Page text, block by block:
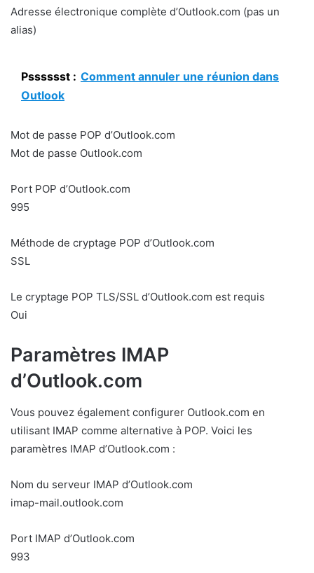
Adresse électronique complète d’Outlook.com (pas un
alias)
Psssssst : Comment annuler une réunion dans
Outlook
Mot de passe POP d’Outlook.com
Mot de passe Outlook.com
Port POP d’Outlook.com
995
Méthode de cryptage POP d’Outlook.com
SSL
Le cryptage POP TLS/SSL d’Outlook.com est requis
Oui
Paramètres IMAP
d’Outlook.com
Vous pouvez également configurer Outlook.com en
utilisant IMAP comme alternative à POP. Voici les
paramètres IMAP d’Outlook.com :
Nom du serveur IMAP d’Outlook.com
imap-mail.outlook.com
Port IMAP d’Outlook.com
993